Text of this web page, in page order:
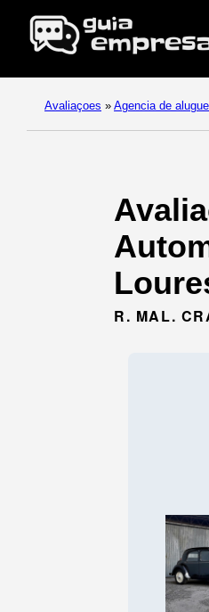
Avaliaçoes » Agencia de
R. MAL.